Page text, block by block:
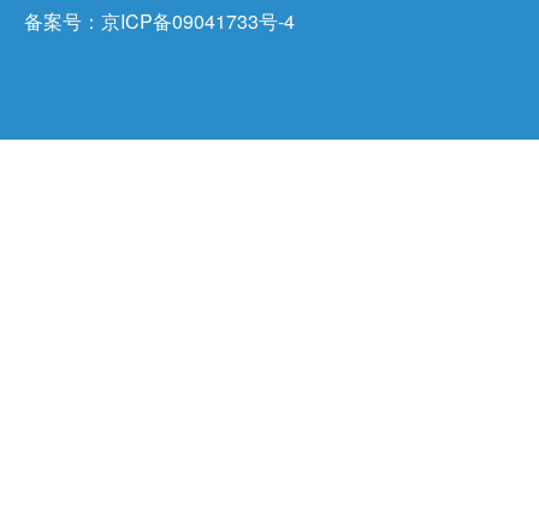
备案号： 京ICP备09041733号-4